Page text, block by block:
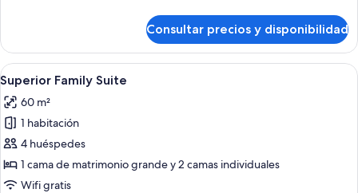
ejecutiva
Consultar precios y disponibilidad
Abrir
todas
las
fotos
de
Superior
Family
Una cocina compacta con ventana,
6
Superior Family Suite
60 m²
1 habitación
4 huéspedes
1 cama de matrimonio grande y 2 camas individuales
Wifi gratis